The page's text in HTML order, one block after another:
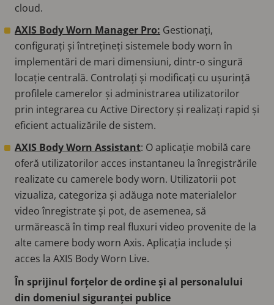
cloud.
AXIS Body Worn Manager Pro: Gestionați,
configurați și întrețineți sistemele body worn în
implementări de mari dimensiuni, dintr-o singură
locație centrală. Controlați și modificați cu ușurință
profilele camerelor și administrarea utilizatorilor
prin integrarea cu Active Directory și realizați rapid și
eficient actualizările de sistem.
AXIS Body Worn Assistant: O aplicație mobilă care
oferă utilizatorilor acces instantaneu la înregistrările
realizate cu camerele body worn. Utilizatorii pot
vizualiza, categoriza și adăuga note materialelor
video înregistrate și pot, de asemenea, să
urmărească în timp real fluxuri video provenite de la
alte camere body worn Axis. Aplicația include și
acces la AXIS Body Worn Live.
În sprijinul forțelor de ordine și al personalului
din domeniul siguranței publice